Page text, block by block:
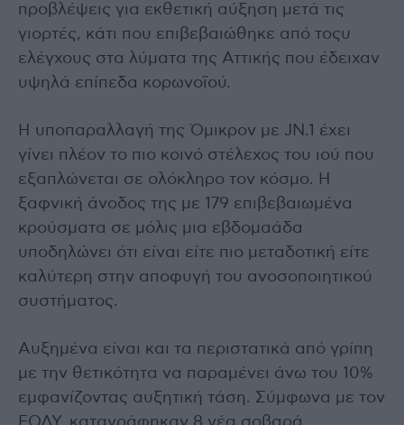
προβλέψεις για εκθετική αύξηση μετά τις
γιορτές, κάτι που επιβεβαιώθηκε από τοςυ
ελέγχους στα λύματα της Αττικής που έδειχαν
υψηλά επίπεδα κορωνοϊού.
Η υποπαραλλαγή της Όμικρον με JN.1 έχει
γίνει πλέον το πιο κοινό στέλεχος του ιού που
εξαπλώνεται σε ολόκληρο τον κόσμο. Η
ξαφνική άνοδος της με 179 επιβεβαιωμένα
κρούσματα σε μόλις μια εβδομαάδα
υποδηλώνει ότι είναι είτε πιο μεταδοτική είτε
καλύτερη στην αποφυγή του ανοσοποιητικού
συστήματος.
Αυξημένα είναι και τα περιστατικά από γρίπη
με την θετικότητα να παραμένει άνω του 10%
εμφανίζοντας αυξητική τάση. Σύμφωνα με τον